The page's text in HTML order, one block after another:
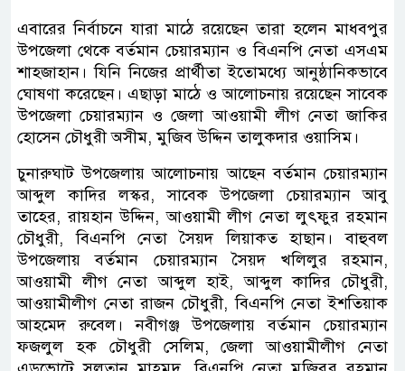
এবারের নির্বাচনে যারা মাঠে রয়েছেন তারা হলেন মাধবপুর
উপজেলা থেকে বর্তমান চেয়ারম্যান ও বিএনপি নেতা এসএম
শাহজাহান। যিনি নিজের প্রার্থীতা ইতোমধ্যে আনুষ্ঠানিকভাবে
ঘোষণা করেছেন। এছাড়া মাঠে ও আলোচনায় রয়েছেন সাবেক
উপজেলা চেয়ারম্যান ও জেলা আওয়ামী লীগ নেতা জাকির
হোসেন চৌধুরী অসীম, মুজিব উদ্দিন তালুকদার ওয়াসিম।
চুনারুঘাট উপজেলায় আলোচনায় আছেন বর্তমান চেয়ারম্যান
আব্দুল কাদির লস্কর, সাবেক উপজেলা চেয়ারম্যান আবু
তাহের, রায়হান উদ্দিন, আওয়ামী লীগ নেতা লুৎফুর রহমান
চৌধুরী, বিএনপি নেতা সৈয়দ লিয়াকত হাছান। বাহুবল
উপজেলায় বর্তমান চেয়ারম্যান সৈয়দ খলিলুর রহমান,
আওয়ামী লীগ নেতা আব্দুল হাই, আব্দুল কাদির চৌধুরী,
আওয়ামীলীগ নেতা রাজন চৌধুরী, বিএনপি নেতা ইশতিয়াক
আহমেদ রুবেল। নবীগঞ্জ উপজেলায় বর্তমান চেয়ারম্যান
ফজলুল হক চৌধুরী সেলিম, জেলা আওয়ামীলীগ নেতা